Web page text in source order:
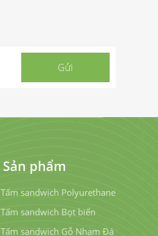
Sản phẩm
Tấm sandwich Polyurethane
Tấm sandwich Bọt biển
Tấm sandwich Gỗ Nham Đá